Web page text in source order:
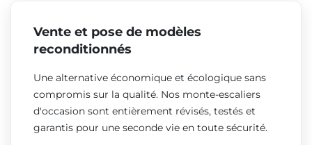
Vente et pose de modèles
reconditionnés
Une alternative économique et écologique sans
compromis sur la qualité. Nos monte-escaliers
d'occasion sont entièrement révisés, testés et
garantis pour une seconde vie en toute sécurité.